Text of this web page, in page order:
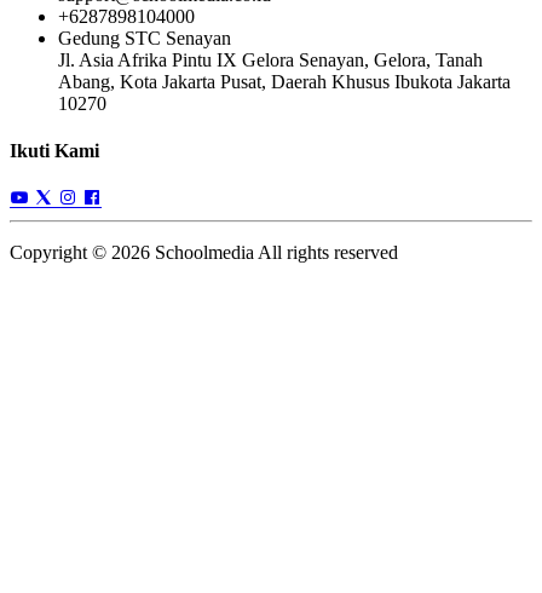
+6287898104000
Gedung STC Senayan
Jl. Asia Afrika Pintu IX Gelora Senayan, Gelora, Tanah
Abang, Kota Jakarta Pusat, Daerah Khusus Ibukota Jakarta
10270
Ikuti Kami
Copyright © 2026 Schoolmedia All rights reserved